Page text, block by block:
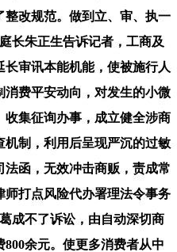
改规范。做到立、审、执一
长朱正生告诉记者，工商及
审讯本能机能，使被施行人
费平安动向，对发生的小微
集征询办事，成立健全涉商
制，利用后呈现严沉的过敏
函，无效冲击商贩，责成常
打点风险代办署理法令事务
成不了诉讼，由自动深切商
余元。使更多消费者从中